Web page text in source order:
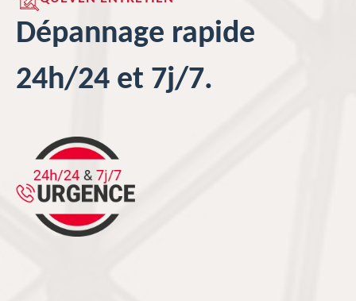
Dépannage rapide
24h/24 et 7j/7.